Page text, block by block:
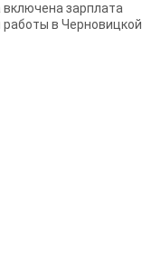
зарплата
работы в Черновицкой